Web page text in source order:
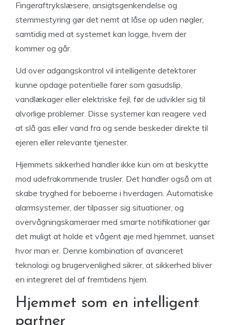
Fingeraftrykslæsere, ansigtsgenkendelse og
stemmestyring gør det nemt at låse op uden nøgler,
samtidig med at systemet kan logge, hvem der
kommer og går.
Ud over adgangskontrol vil intelligente detektorer
kunne opdage potentielle farer som gasudslip,
vandlækager eller elektriske fejl, før de udvikler sig til
alvorlige problemer. Disse systemer kan reagere ved
at slå gas eller vand fra og sende beskeder direkte til
ejeren eller relevante tjenester.
Hjemmets sikkerhed handler ikke kun om at beskytte
mod udefrakommende trusler. Det handler også om at
skabe tryghed for beboerne i hverdagen. Automatiske
alarmsystemer, der tilpasser sig situationer, og
overvågningskameraer med smarte notifikationer gør
det muligt at holde et vågent øje med hjemmet, uanset
hvor man er. Denne kombination af avanceret
teknologi og brugervenlighed sikrer, at sikkerhed bliver
en integreret del af fremtidens hjem.
Hjemmet som en intelligent
partner